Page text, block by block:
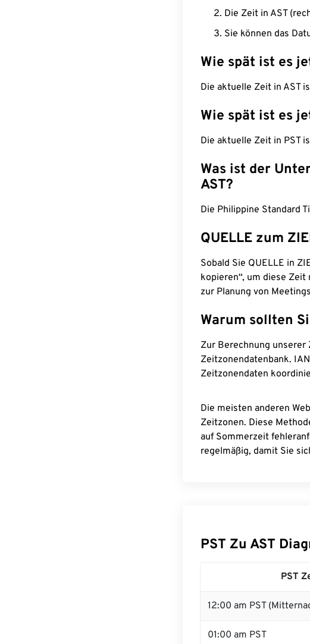
Die Zeit in AST
Sie können das
Wie spät ist es
Die aktuelle Zeit in AST
Wie spät ist es
Die aktuelle Zeit in PST
Was ist der
AST?
Die Philippine Standard
QUELLE zum
Sobald Sie QUELLE in
kopieren“, um diese
zur Planung von
Warum sollten
Zur Berechnung
Zeitzonendatenbank.
Zeitzonendaten
Die meisten anderen
Zeitzonen. Diese
auf Sommerzeit
regelmäßig, damit Sie
PST Zu AST
PST
12:00 am PST
01:00 am PST